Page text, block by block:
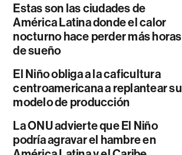
Estas son las ciudades de
América Latina donde el calor
nocturno hace perder más horas
de sueño
El Niño obliga a la caficultura
centroamericana a replantear su
modelo de producción
La ONU advierte que El Niño
podría agravar el hambre en